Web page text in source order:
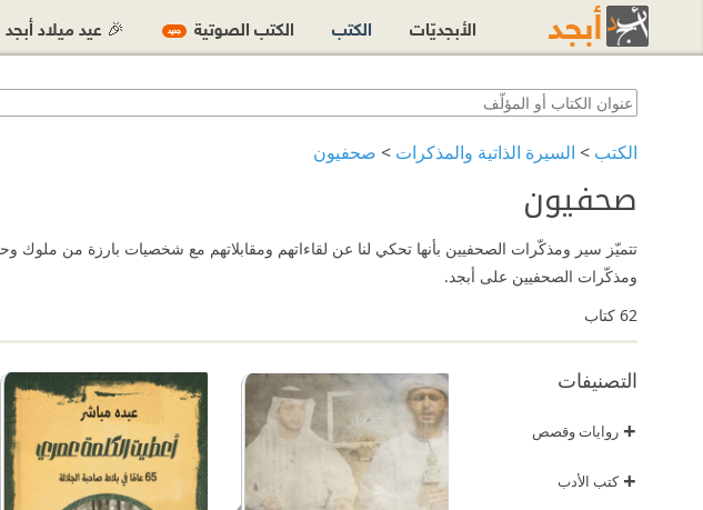
الكتب > السيرة الذاتية والمذكرات > صحفيون
صحفيون
ومذكّرات الصحفيين على أبجد.
62 كتاب
التصنيفات
+ روايات وقصص
+كتب الأدب
الأبجديّات الكتب الكتب الصوتية جديد 🎉 عيد ميلاد أبجد